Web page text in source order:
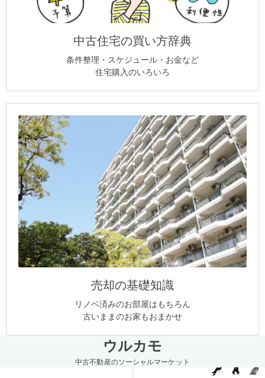
中古住宅の買い方辞典
条件整理・スケジュール・お金など
住宅購入のいろいろ
売却の基礎知識
リノベ済みのお部屋はもちろん
古いままのお家もおまかせ
ウルカモ
中古不動産のソーシャルマーケット